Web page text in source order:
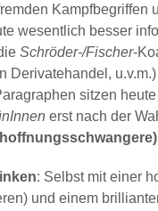
Kampfbegriffen
wesentlich besser
Schröder-/Fischer-
Derivatehandel,
sitzen heute
erst nach der
: Selbst mit einer
und einem